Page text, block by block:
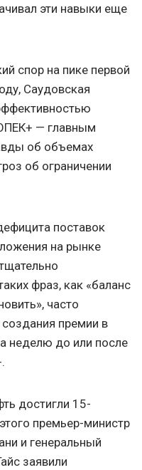
эти навыки еще
спор на пике первой
Саудовская
— главным
об объемах
об ограничении
поставок
на рынке
фраз, как «баланс
часто
премии в
неделю до или после
достигли 15-
премьер-министр
и генеральный
заявили